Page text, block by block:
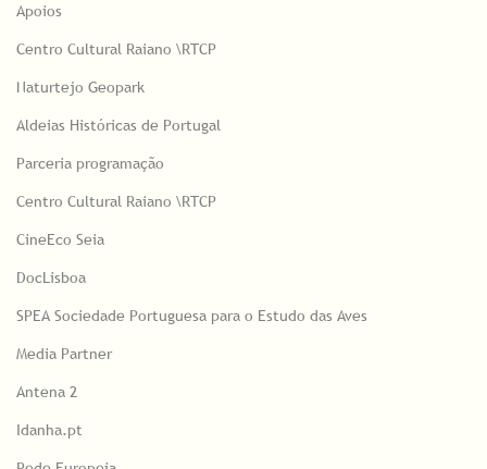
Apoios
Centro Cultural Raiano \RTCP
Naturtejo Geopark
Aldeias Históricas de Portugal
Parceria programação
Centro Cultural Raiano \RTCP
CineEco Seia
DocLisboa
SPEA Sociedade Portuguesa para o Estudo das Aves
Media Partner
Antena 2
Idanha.pt